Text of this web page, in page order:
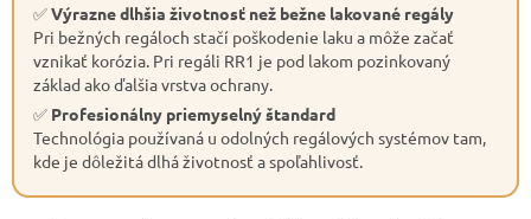
✅Výrazne dlhšia životnosť než bežne lakované regály
Pri bežných regáloch stačí poškodenie laku a môže začať
vznikať korózia. Pri regáli RR1 je pod lakom pozinkovaný
základ ako ďalšia vrstva ochrany.
✅ Profesionálny priemyselný štandard
Technológia používaná u odolných regálových systémov tam,
kde je dôležitá dlhá životnosť a spoľahlivosť.